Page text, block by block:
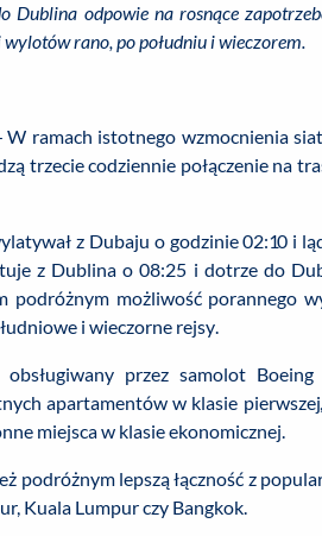
Dublina odpowie na rosnące
rano, po południu i wieczorem.
W ramach istotnego wzmocnienia
trzecie codziennie połączenie na
z Dubaju o godzinie 02:10 i
z Dublina o 08:25 i dotrze do
podróżnym możliwość porannego
i wieczorne rejsy.
przez samolot
apartamentów w klasie
miejsca w klasie ekonomicznej.
podróżnym lepszą łączność z
Kuala Lumpur czy Bangkok.